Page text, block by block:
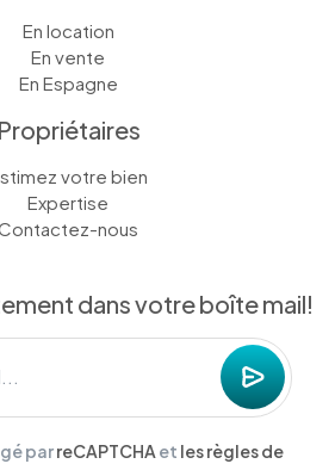
En location
En vente
En Espagne
Propriétaires
votre bien
Expertise
nous
dans votre boîte mail!
parreCAPTCHA et les règles de